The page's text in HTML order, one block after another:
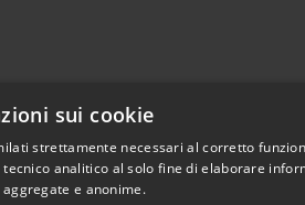
sui cookie
strettamente necessari al corretto
analitico al solo fine di elaborare
e anonime.